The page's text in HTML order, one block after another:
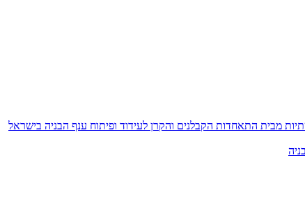
מבית התאחדות הקבלנים והקרן לעידוד ופיתוח ענף הבניה בישראל